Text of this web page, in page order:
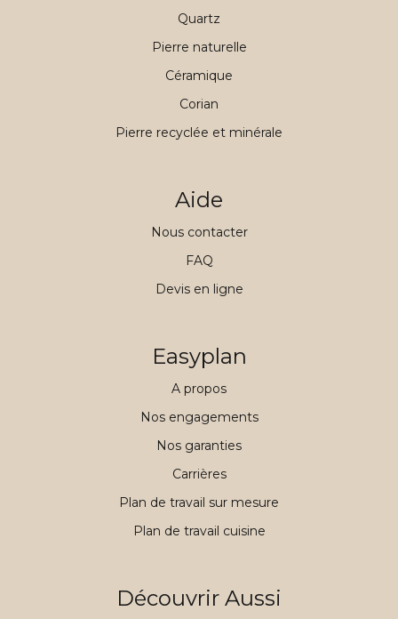
Quartz
Pierre naturelle
Céramique
Corian
Pierre recyclée et minérale
Aide
Nous contacter
FAQ
Devis en ligne
Easyplan
A propos
Nos engagements
Nos garanties
Carrières
Plan de travail sur mesure
Plan de travail cuisine
Découvrir Aussi